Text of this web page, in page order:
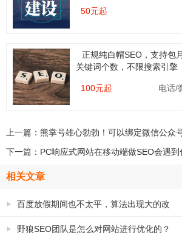
50元起
正规纯白帽SEO，支持包
关键词个数，不限搜索引擎
100元起 电话/
上一篇： 熊掌号雄心勃勃！可以绑定微信公众
下一篇： PC响应式网站在移动端做SEO会遇到
相关文章
百度放假期间也不太平，算法出现大的改
变
野狼SEO团队是怎么对网站进行优化的？